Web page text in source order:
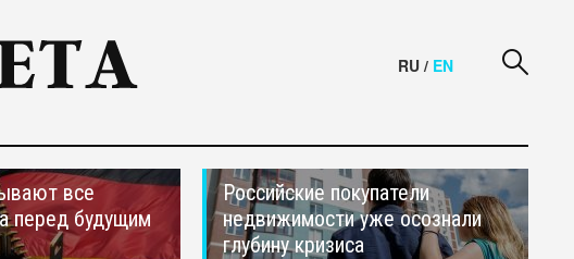
RU / EN
все
перед будущим
Российские покупатели
недвижимости уже осознали
глубину кризиса